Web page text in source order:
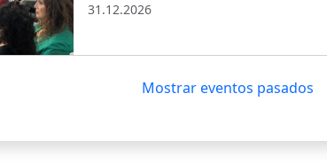
31.12.2026
Mostrar eventos pasados